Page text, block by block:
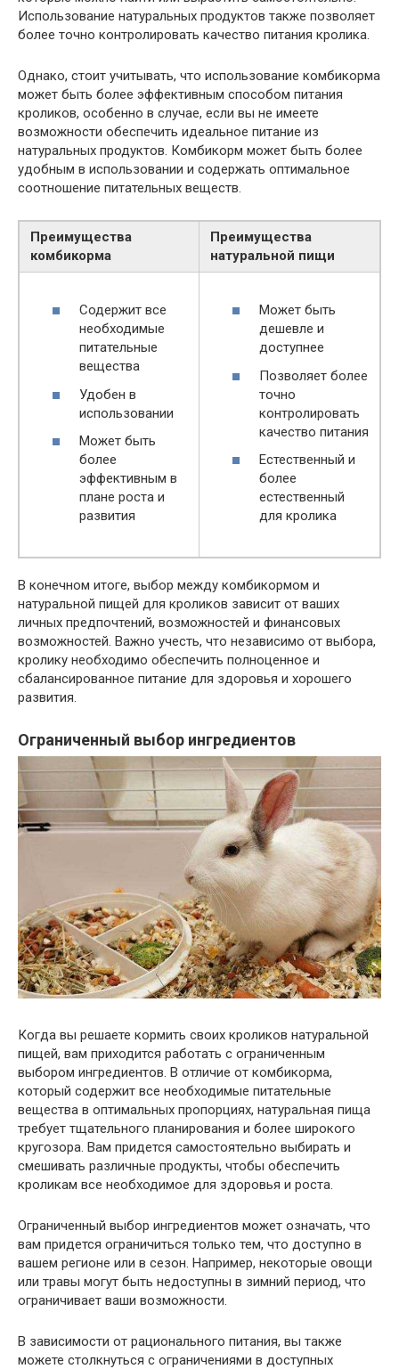
Использование натуральных продуктов также позволяет
более точно контролировать качество питания кролика.
Однако, стоит учитывать, что использование комбикорма
может быть более эффективным способом питания
кроликов, особенно в случае, если вы не имеете
возможности обеспечить идеальное питание из
натуральных продуктов. Комбикорм может быть более
удобным в использовании и содержать оптимальное
соотношение питательных веществ.
Преимущества
комбикорма
Преимущества
натуральной пищи
Содержит все
необходимые
питательные
вещества
Удобен в
использовании
Может быть
более
эффективным в
плане роста и
развития
Может быть
дешевле и
доступнее
Позволяет более
точно
контролировать
качество питания
Естественный и
более
естественный
для кролика
В конечном итоге, выбор между комбикормом и
натуральной пищей для кроликов зависит от ваших
личных предпочтений, возможностей и финансовых
возможностей. Важно учесть, что независимо от выбора,
кролику необходимо обеспечить полноценное и
сбалансированное питание для здоровья и хорошего
развития.
Ограниченный выбор ингредиентов
Когда вы решаете кормить своих кроликов натуральной
пищей, вам приходится работать с ограниченным
выбором ингредиентов. В отличие от комбикорма,
который содержит все необходимые питательные
вещества в оптимальных пропорциях, натуральная пища
требует тщательного планирования и более широкого
кругозора. Вам придется самостоятельно выбирать и
смешивать различные продукты, чтобы обеспечить
кроликам все необходимое для здоровья и роста.
Ограниченный выбор ингредиентов может означать, что
вам придется ограничиться только тем, что доступно в
вашем регионе или в сезон. Например, некоторые овощи
или травы могут быть недоступны в зимний период, что
ограничивает ваши возможности.
В зависимости от рационального питания, вы также
можете столкнуться с ограничениями в доступных